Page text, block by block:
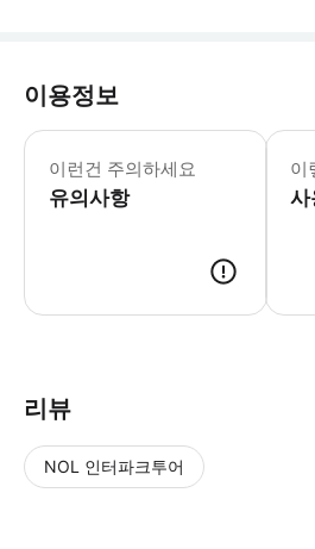
이용정보
이런건 주의하세요
유의사항
이
사
리뷰
NOL 인터파크투어